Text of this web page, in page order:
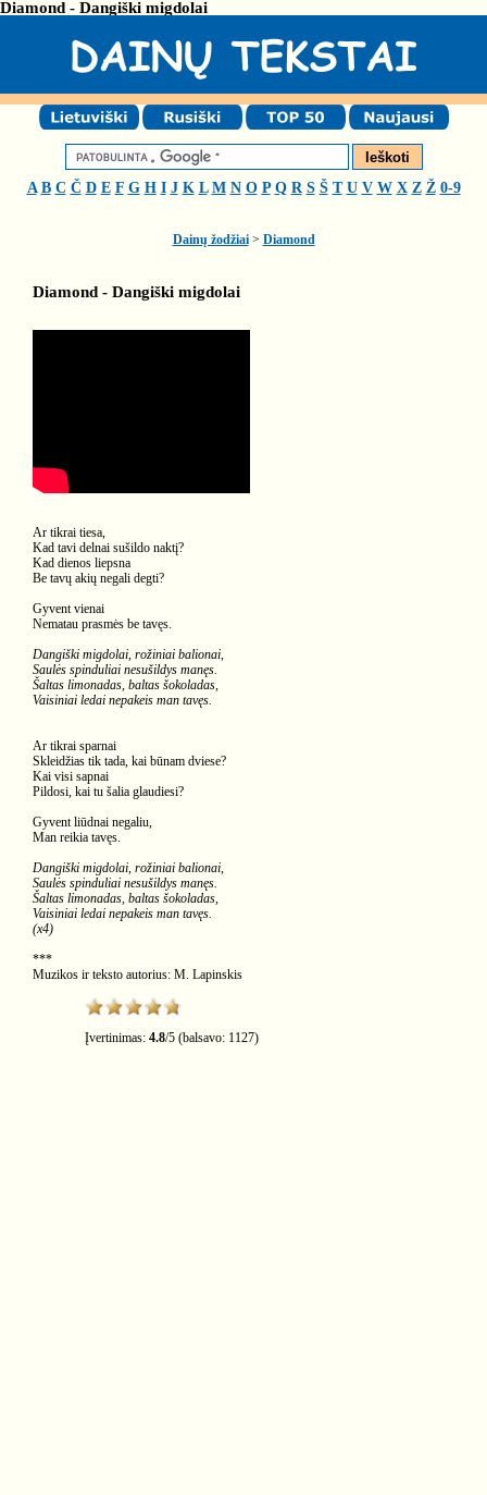
Diamond - Dangiški migdolai
A B C Č D E F G H I J K L M N O P Q R S Š T U V W X Z Ž 0-9
Dainų žodžiai> Diamond
Diamond - Dangiški migdolai
Ar tikrai tiesa,
Kad tavi delnai sušildo naktį?
Kad dienos liepsna
Be tavų akių negali degti?
Gyvent vienai
Nematau prasmės be tavęs.
Dangiški migdolai, rožiniai balionai,
Saulės spinduliai nesušildys manęs.
Šaltas limonadas, baltas šokoladas,
Vaisiniai ledai nepakeis man tavęs.
Ar tikrai sparnai
Skleidžias tik tada, kai būnam dviese?
Kai visi sapnai
Pildosi, kai tu šalia glaudiesi?
Gyvent liūdnai negaliu,
Man reikia tavęs.
Dangiški migdolai, rožiniai balionai,
Saulės spinduliai nesušildys manęs.
Šaltas limonadas, baltas šokoladas,
Vaisiniai ledai nepakeis man tavęs.
(x4)
***
Muzikos ir teksto autorius: M. Lapinskis
Įvertinimas: 4.8/5 (balsavo: 1127)